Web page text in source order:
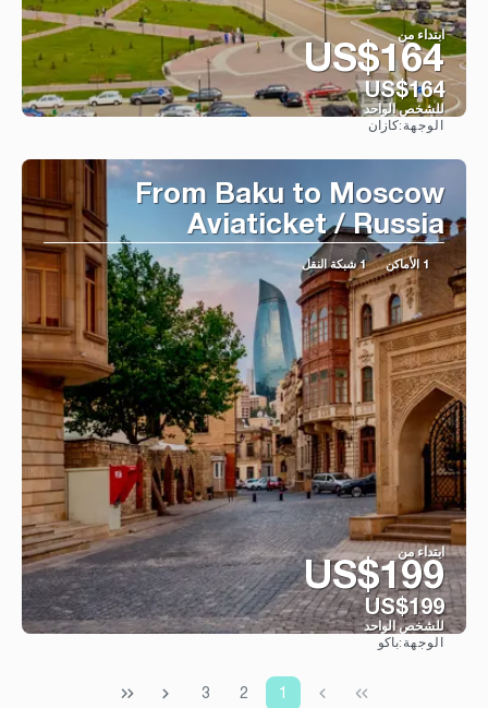
ابتداء من
US$164
US$164
للشخص الواحد
الوجهة:كازان
From Baku to Moscow
Aviaticket / Russia
1 الأماكن 1 شبكة النقل
ابتداء من
US$199
US$199
للشخص الواحد
الوجهة:باكو
1
2
3